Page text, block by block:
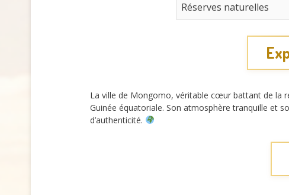
Réserves naturelles
La ville de Mongomo, véritable cœur battant de la
Guinée équatoriale. Son atmosphère tranquille et
d’authenticité.